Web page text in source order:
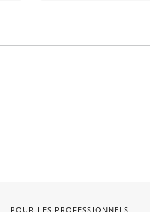
POUR LES PROFESSIONNELS